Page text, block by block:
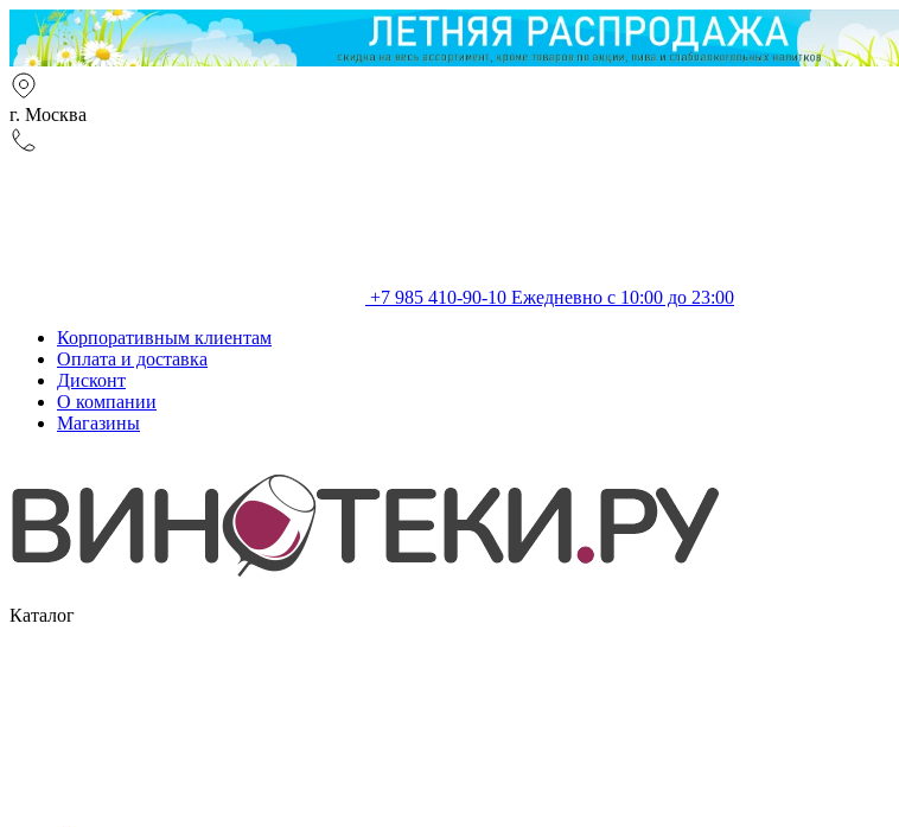
г. Москва
+7 985 410-90-10 Ежедневно с 10:00 до 23:00
Корпоративным клиентам
Оплата и доставка
Дисконт
О компании
Магазины
Каталог